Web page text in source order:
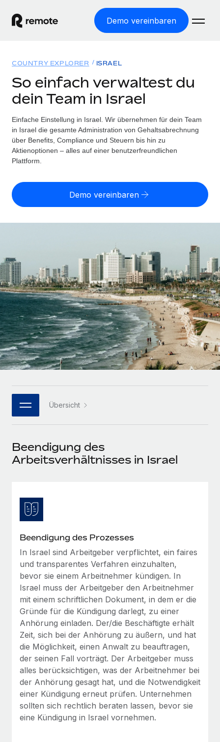
Demo vereinbaren
WELTWEITE BESCHÄFTIGUNG
Globale Payroll
Einfache, rechtssicher Payroll
Employer of Record
Weltweites Wachstum ohne Kosten für Niederlassungen
Contractor of Record
Rechtssichere, weltweite Arbeit mit Freelancer:innen
Globales Onboarding und Verwalten von
Auslagern von komplexen HR-Aufgaben
INFRASTRUKTUR
Remote Embedded
Nahtlose Integration der HR in bestehende Abläufe
Plattform
Integrierte HR-Kernfunktionen für dein Team
MCP
Integrationen
Tools
Frag unsere Expert:innen
Hilfe von Expert:innen für globale HR & Compliance
Einfacheres Bewerber:innen-Screening
Compliance Watchtower
Lückenlose Compliance
Geräteverwaltung
Globale Bereitstellung und Verfolgung von IT-
Geräten
Gründung von Niederlassungen
Schnelle, rechtssichere Gründung von
Niederlassungen
Mobilität und Relocation
Mühelose Relocation von Mitarbeiter:innen
Benefits
Lösungen
WELTWEITE ABDECKUNG
Country Explorer
Länderspezifische Unterstützung bei der Einstellung
Einfache Einstellung in allen US-Bundesstaaten
Startups
Agile HR- und Payroll-Lösungen für wachsende
Unternehmen
Mittelstand
Maßgeschneiderte HR-Lösungen, um Teams zu
vergrößern
Enterprise
Globale HR für Konzerne und Großunternehmen
PARTNER WERDEN
Flexible Einbettung von Global-HR-Funktionen in deine
Partner werden
Beratung zu Integrationen und KI-Automatisierung
So hat der KI-Vorreiter Weaviate sein Team mit
Remote um 120 % vergrößert
Weaviate auf einen Blick Weaviate entwickelt KI-basierte
Open-Source-Infrastrukturen. Das...
Mehr erfahren
Strategische Partnerschaft zwischen
Reverse Tech und Remote für Contractor
Management und Payroll
Reverse Tech auf einen Blick Das Gesundheits- und
Wellness-Startup Reverse Tech hat das globale...
Mehr erfahren
Ressourcen
TOOLS UND RECHNER
Scheinselbstständigkeitsrisiko berechnen
Personalkostenrechner
Honorarzahlungen berechnen
Informationen zu möglichen Währungen und
Abwicklungsfristen für globale Freelancer:innen
LERNEN MIT REMOTE
Forschung und Leitfäden
Fallstudien
HR-Glossar
Bibliothek für Stellenbeschreibungen
Webinare
Events
Newsroom
Insights Center
Alle Ressourcen anzeigen
BLOG
Globale Payroll
EOR und PEO
Contractor Management
Steuern
Den Blog erkunden
BLOG
Preise
Français
Deutsch
Español
Italiano
Português (Portugal)
한국어
COUNTRY EXPLORER ISRAEL
So einfach verwaltest du
dein Team in Israel
Einfache Einstellung in Israel. Wir übernehmen für dein Team
in Israel die gesamte Administration von Gehaltsabrechnung
über Benefits, Compliance und Steuern bis hin zu
Aktienoptionen – alles auf einer benutzerfreundlichen
Plattform.
Demo vereinbaren
Übersicht
Beendigung des
Arbeitsverhältnisses in Israel
Beendigung des Prozesses
In Israel sind Arbeitgeber verpflichtet, ein faires
und transparentes Verfahren einzuhalten,
bevor sie einem Arbeitnehmer kündigen. In
Israel muss der Arbeitgeber den Arbeitnehmer
mit einem schriftlichen Dokument, in dem er die
Gründe für die Kündigung darlegt, zu einer
Anhörung einladen. Der/die Beschäftigte erhält
Zeit, sich bei der Anhörung zu äußern, und hat
die Möglichkeit, einen Anwalt zu beauftragen,
der seinen Fall vorträgt. Der Arbeitgeber muss
alles berücksichtigen, was der Arbeitnehmer bei
der Anhörung gesagt hat, und die Notwendigkeit
einer Kündigung erneut prüfen. Unternehmen
sollten sich rechtlich beraten lassen, bevor sie
eine Kündigung in Israel vornehmen.